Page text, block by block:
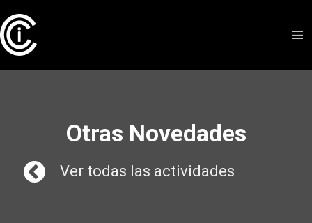
Otras Novedades
Ver todas las actividades